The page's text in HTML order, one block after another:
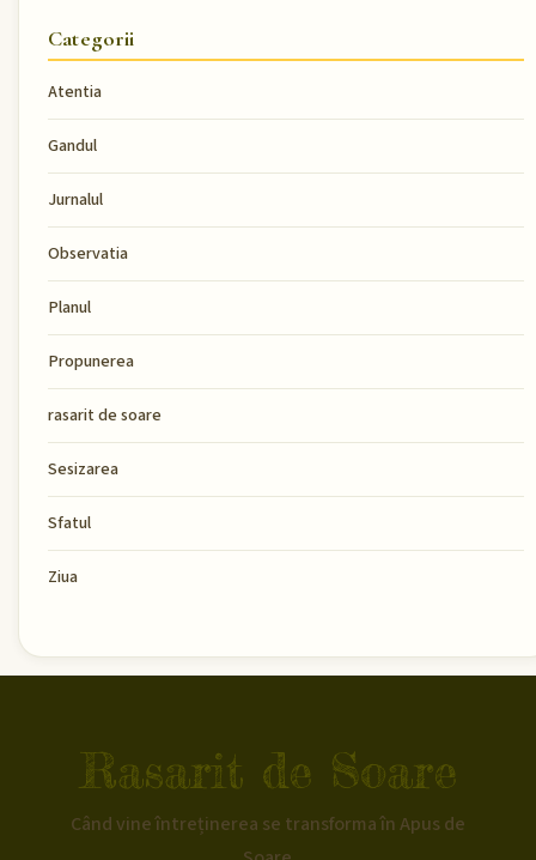
Categorii
Atentia
Gandul
Jurnalul
Observatia
Planul
Propunerea
rasarit de soare
Sesizarea
Sfatul
Ziua
Rasarit de Soare
Când vine întreținerea se transforma în Apus de